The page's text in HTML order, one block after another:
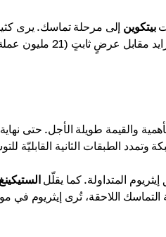
بيتكوين إلى مرحلة تماسك. يرى
المتداولة. كما يقلّلالستيكينغ